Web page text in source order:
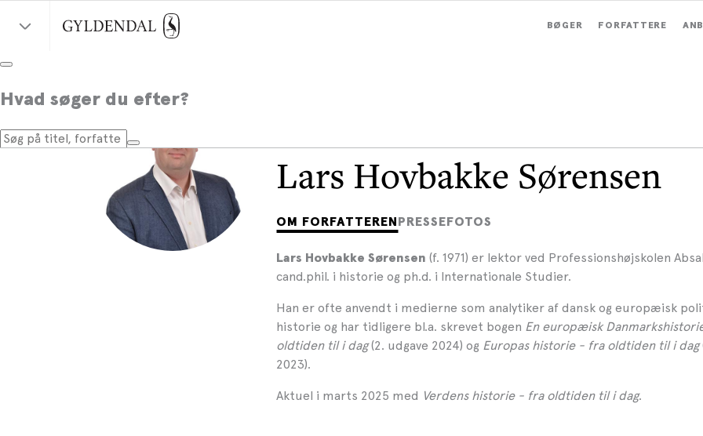
BØGER FORFATTERE
Hvad søger du efter?
Lars Hovbakke Sørensen
OM FORFATTEREN PRESSEFOTOS
Lars Hovbakke Sørensen (f. 1971) er lektor ved Professionshøjskolen
cand.phil. i historie og ph.d. i Internationale Studier.
Han er ofte anvendt i medierne som analytiker af dansk og europæisk
historie og har tidligere bl.a. skrevet bogen En europæisk
oldtiden til i dag(2. udgave 2024) og Europas historie - fra oldtiden til i dag
2023).
Aktuel i marts 2025 med Verdens historie - fra oldtiden til i dag.